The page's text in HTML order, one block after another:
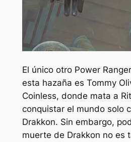
El único otro Power
esta hazaña es Tommy
Coinless, donde mata a
conquistar el mundo solo
Drakkon. Sin embargo,
muerte de Drakkon no es